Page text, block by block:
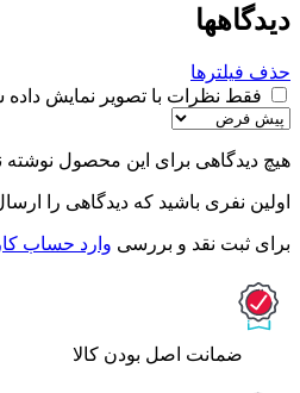
دیدگاهها
حذف فیلترها
فقط نظرات با تصویر نمایش داده
هیچ دیدگاهی برای این محصول
اولین نفری باشید که دیدگاهی را ارسال می کنید
برای ثبت نقد و بررسی وارد حساب
ﺿﻤﺎﻧﺖ اﺻﻞ ﺑﻮدن ﮐﺎﻟﺎ